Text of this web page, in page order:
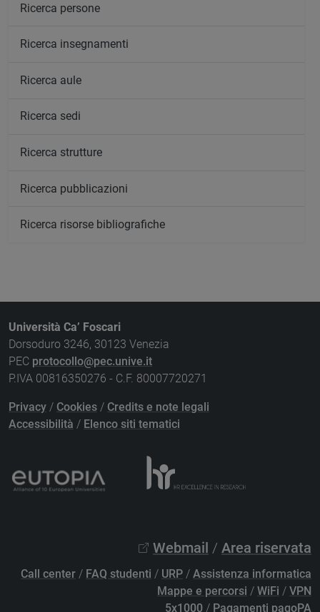
Ricerca persone
Ricerca insegnamenti
Ricerca aule
Ricerca sedi
Ricerca strutture
Ricerca pubblicazioni
Ricerca risorse bibliografiche
Università Ca’ Foscari
Dorsoduro 3246, 30123 Venezia
PEC protocollo@pec.unive.it
P.IVA 00816350276 - C.F. 80007720271
Privacy / Cookies / Credits e note legali
Accessibilità / Elenco siti tematici
Webmail / Area riservata
Call center / FAQ studenti / URP / Assistenza informatica
Mappe e percorsi / WiFi / VPN
5x1000 / Pagamenti pagoPA